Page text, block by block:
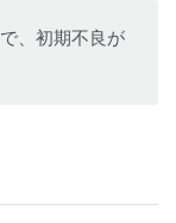
、初期不良が